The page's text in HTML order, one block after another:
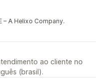
A Helixo Company.
ao cliente no
(brasil).